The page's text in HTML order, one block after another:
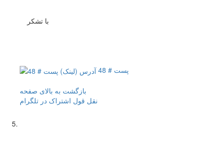
با تشکر
پست # 48
بازگشت به بالای صفحه
نقل قول اشتراک در تلگرام